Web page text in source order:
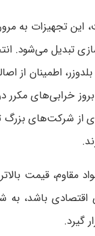
تجهیزات به
تبدیل می‌شود.
اطمینان از
خرابی‌های
شرکت‌های بزرگ
.
قیمت
اقتصادی باشد،
گیرد.